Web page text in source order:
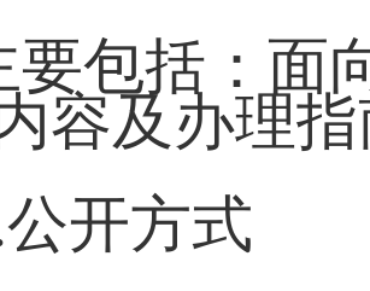
要包括：面
容及办理
开方式